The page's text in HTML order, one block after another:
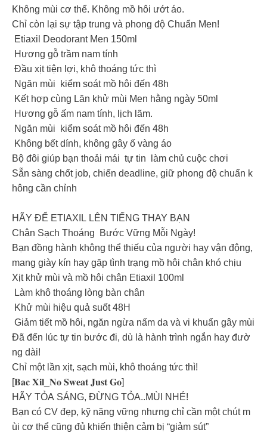
Không mùi cơ thể. Không mồ hôi ướt áo.
Chỉ còn lại sự tập trung và phong độ Chuẩn Men!
Etiaxil Deodorant Men 150ml
Hương gỗ trầm nam tính
Đầu xịt tiện lợi, khô thoáng tức thì
Ngăn mùi kiểm soát mồ hôi đến 48h
Kết hợp cùng Lăn khử mùi Men hằng ngày 50ml
Hương gỗ ấm nam tính, lịch lãm.
Ngăn mùi kiểm soát mồ hôi đến 48h
Không bết dính, không gây ố vàng áo
Bộ đôi giúp bạn thoải mái tự tin làm chủ cuộc chơi
Sẵn sàng chốt job, chiến deadline, giữ phong độ chuẩn k
hông cần chỉnh
HÃY ĐỂ ETIAXIL LÊN TIẾNG THAY BẠN
Chân Sạch Thoáng Bước Vững Mỗi Ngày!
Bạn đồng hành không thể thiếu của người hay vận động,
mang giày kín hay gặp tình trạng mồ hôi chân khó chịu
Xịt khử mùi và mồ hôi chân Etiaxil 100ml
Làm khô thoáng lòng bàn chân
Khử mùi hiệu quả suốt 48H
Giảm tiết mồ hôi, ngăn ngừa nấm da và vi khuẩn gây mùi
Đã đến lúc tự tin bước đi, dù là hành trình ngắn hay đườ
ng dài!
Chỉ một lần xịt, sạch mùi, khô thoáng tức thì!
[𝐁𝐚𝐜 𝐗𝐢𝐥_𝐍𝐨 𝐒𝐰𝐞𝐚𝐭 𝐉𝐮𝐬𝐭 𝐆𝐨]
HÃY TỎA SÁNG, ĐỪNG TỎA..MÙI NHÉ!
Bạn có CV đẹp, kỹ năng vững nhưng chỉ cần một chút m
ùi cơ thể cũng đủ khiến thiện cảm bị “giảm sút”